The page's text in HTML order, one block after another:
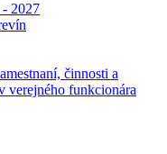
2027
činnosti a
verejného funkcionára